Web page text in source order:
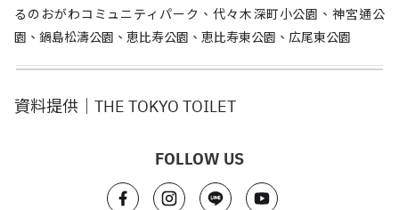
るのおがわコミュニティパーク、代々木深町小公園、神宮通公
園、鍋島松濤公園、恵比寿公園、恵比寿東公園、広尾東公園
資料提供｜THE TOKYO TOILET
FOLLOW US